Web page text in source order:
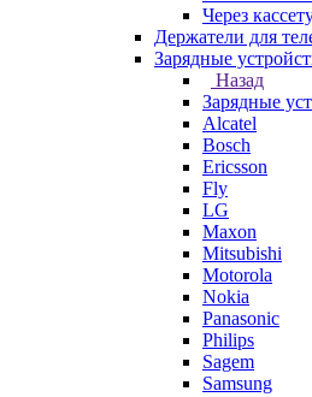
Через
Держатели для
Зарядные
Назад
Зарядные
Alcatel
Bosch
Ericsson
Fly
LG
Maxon
Mitsubishi
Motorola
Nokia
Panasonic
Philips
Sagem
Samsung